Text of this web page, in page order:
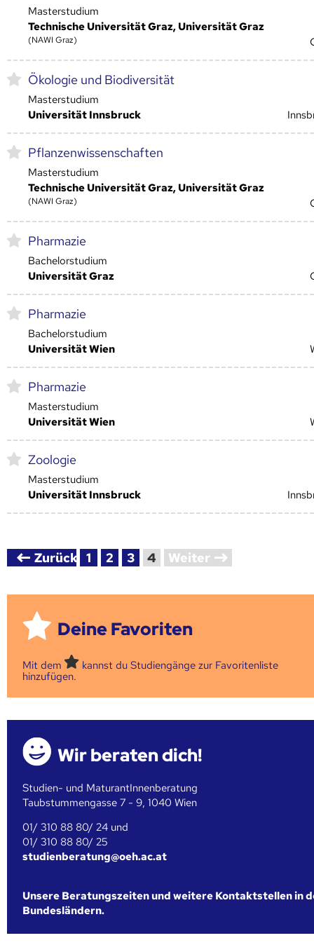
Masterstudium
Technische Universität Graz, Universität Graz
(NAWI Graz)
Ökologie und Biodiversität
Masterstudium
Universität Innsbruck
Pflanzenwissenschaften
Masterstudium
Technische Universität Graz, Universität Graz
(NAWI Graz)
Pharmazie
Bachelorstudium
Universität Graz
Pharmazie
Bachelorstudium
Universität Wien
Pharmazie
Masterstudium
Universität Wien
Zoologie
Masterstudium
Universität Innsbruck
Zurück 1 2 3 4 Weiter
Deine Favoriten
Mit dem
kannst du Studiengänge zur Favoritenliste
hinzufügen.
Wir beraten dich!
Studien- und MaturantInnenberatung
Taubstummengasse 7 - 9, 1040 Wien
01/ 310 88 80/ 24 und
01/ 310 88 80/ 25
studienberatung@oeh.ac.at
Unsere Beratungszeiten und weitere Kontaktstellen in
Bundesländern.